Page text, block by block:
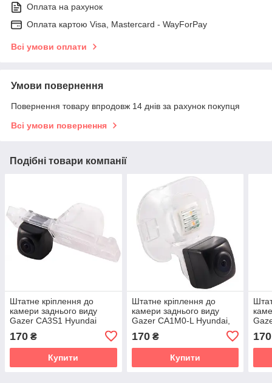
Оплата на рахунок
Оплата картою Visa, Mastercard - WayForPay
Всі умови оплати
Умови повернення
Повернення товару впродовж 14 днів за рахунок покупця
Всі умови повернення
Подібні товари компанії
Штатне кріплення до
камери заднього виду
Gazer CA3S1 Hyundai
170 ₴
Купити
Штатне кріплення до
камери заднього виду
Gazer CA1M0-L Hyundai,
170₴
Купити
170